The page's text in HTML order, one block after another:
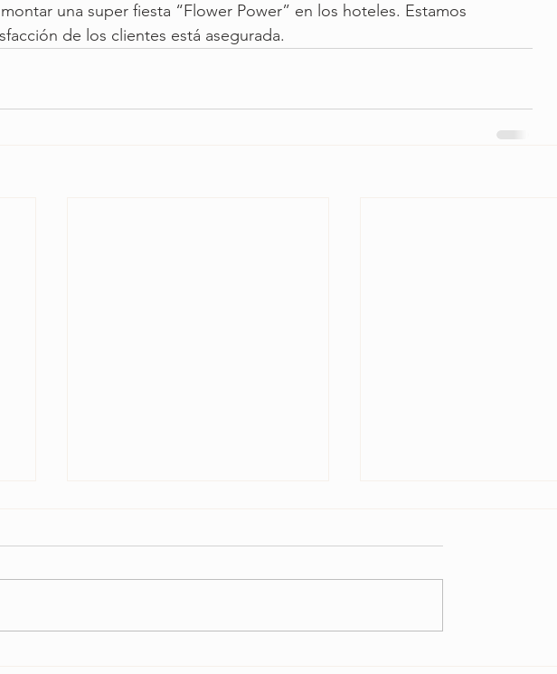
una super fiesta “Flower Power” en los hoteles. Estamos
de los clientes está asegurada.